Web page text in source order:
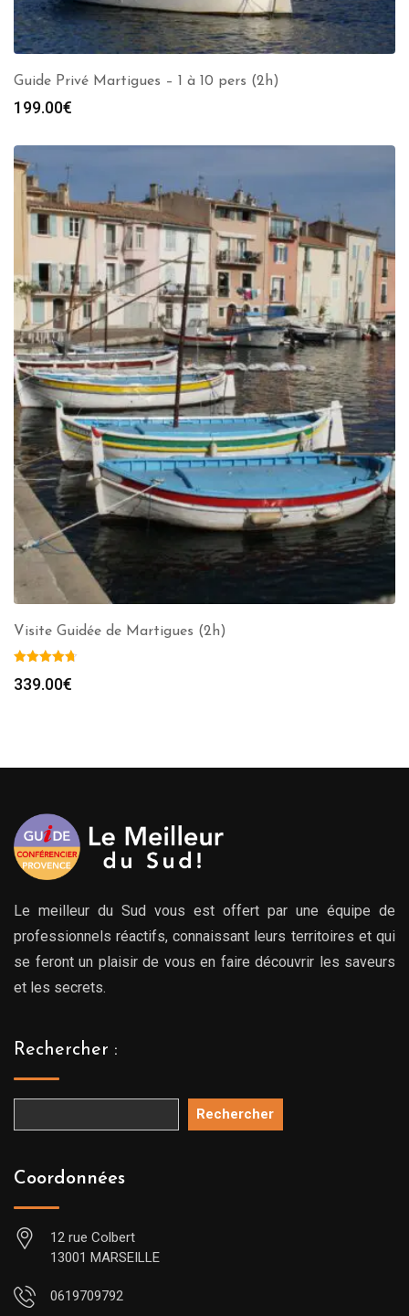
Guide Privé Martigues – 1 à 10 pers (2h)
199.00€
Visite Guidée de Martigues (2h)
339.00€
Le meilleur du Sud vous est offert par une équipe de
professionnels réactifs, connaissant leurs territoires et qui
se feront un plaisir de vous en faire découvrir les saveurs
et les secrets.
Rechercher :
Rechercher
Coordonnées
12 rue Colbert
13001 MARSEILLE
0619709792